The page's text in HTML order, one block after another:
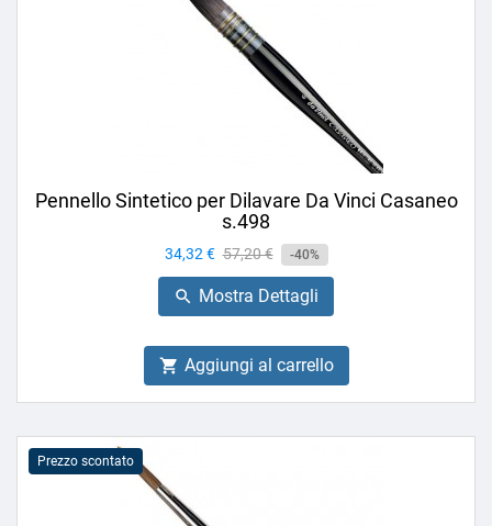
Pennello Sintetico per Dilavare Da Vinci Casaneo
s.498
Prezzo
34,32 € Prezzo
base
57,20 € -40%
 Mostra Dettagli
 Aggiungi al carrello
Prezzo scontato